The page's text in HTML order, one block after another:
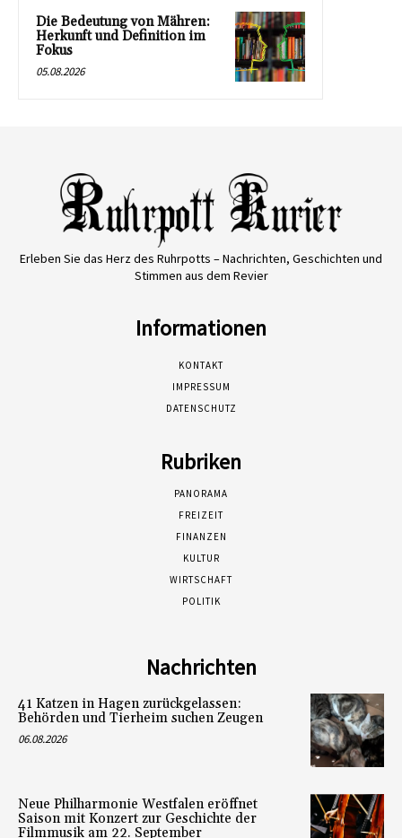
Die Bedeutung von Mähren:
Herkunft und Definition im
Fokus
05.08.2026
Erleben Sie das Herz des Ruhrpotts – Nachrichten, Geschichten und
Stimmen aus dem Revier
Informationen
KONTAKT
IMPRESSUM
DATENSCHUTZ
Rubriken
PANORAMA
FREIZEIT
FINANZEN
KULTUR
WIRTSCHAFT
POLITIK
Nachrichten
41 Katzen in Hagen zurückgelassen:
Behörden und Tierheim suchen Zeugen
06.08.2026
Neue Philharmonie Westfalen eröffnet
Saison mit Konzert zur Geschichte der
Filmmusik am 22. September